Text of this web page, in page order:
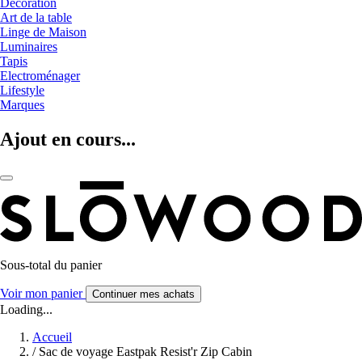
Art de la table
Linge de Maison
Luminaires
Tapis
Electroménager
Lifestyle
Marques
Ajout en cours...
Sous-total du panier
Voir mon panier Continuer mes achats
Loading...
Accueil
/ Sac de voyage Eastpak Resist'r Zip Cabin